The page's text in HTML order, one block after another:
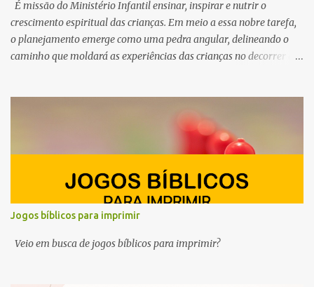
É missão do Ministério Infantil ensinar, inspirar e nutrir o
crescimento espiritual das crianças. Em meio a essa nobre tarefa,
o planejamento emerge como uma pedra angular, delineando o
caminho que moldará as experiências das crianças no decorrer do
despertar a curiosidade, semear valores e cultivar a fé no coração
Jogos bíblicos para imprimir
Veio em busca de jogos bíblicos para imprimir?